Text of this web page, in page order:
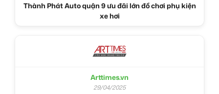
Thành Phát Auto quận 9 ưu đãi lớn đồ chơi phụ kiện
xe hơi
Arttimes.vn
29/04/2025